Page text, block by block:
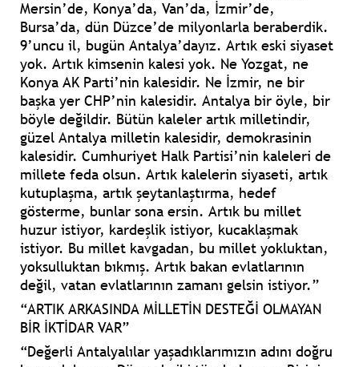
Mersin’de, Konya’da, Van’da, İzmir’de,
Bursa’da, dün Düzce’de milyonlarla beraberdik.
9’uncu il, bugün Antalya’dayız. Artık eski siyaset
yok. Artık kimsenin kalesi yok. Ne Yozgat, ne
Konya AK Parti’nin kalesidir. Ne İzmir, ne bir
başka yer CHP’nin kalesidir. Antalya bir öyle, bir
böyle değildir. Bütün kaleler artık milletindir,
güzel Antalya milletin kalesidir, demokrasinin
kalesidir. Cumhuriyet Halk Partisi’nin kaleleri de
millete feda olsun. Artık kalelerin siyaseti, artık
kutuplaşma, artık şeytanlaştırma, hedef
gösterme, bunlar sona ersin. Artık bu millet
huzur istiyor, kardeşlik istiyor, kucaklaşmak
istiyor. Bu millet kavgadan, bu millet yokluktan,
yoksulluktan bıkmış. Artık bakan evlatlarının
değil, vatan evlatlarının zamanı gelsin istiyor.”
“ARTIK ARKASINDA MİLLETİN DESTEĞİ OLMAYAN
BİR İKTİDAR VAR”
“Değerli Antalyalılar yaşadıklarımızın adını doğru